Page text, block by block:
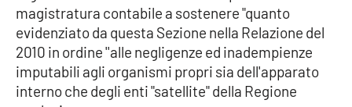
Cosenza
Lamezia Terme
magistratura contabile a sostenere "quanto
evidenziato da questa Sezione nella Relazione del
2010 in ordine ''alle negligenze ed inadempienze
imputabili agli organismi propri sia dell'apparato
interno che degli enti "satellite" della Regione